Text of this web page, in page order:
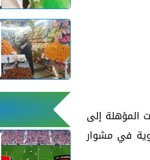
المؤهلة إلى
في مشوار